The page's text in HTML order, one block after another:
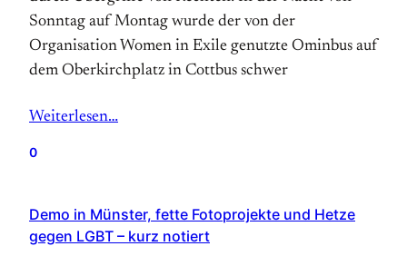
Sonntag auf Montag wurde der von der
Organisation Women in Exile genutzte Ominbus auf
dem Oberkirchplatz in Cottbus schwer
Weiterlesen…
0
Demo in Münster, fette Fotoprojekte und Hetze
gegen LGBT – kurz notiert